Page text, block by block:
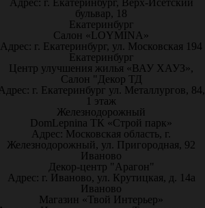
Адрес: г. Екатеринбург, Верх-Исетский
бульвар, 18
Екатеринбург
Салон «LOYMINA»
Адрес: г. Екатеринбург, ул. Московская 194
Екатеринбург
Центр улучшения жилья «ВАУ ХАУЗ»,
Салон "Декор ТД
г. Екатеринбург ул. Металлургов, 84,
1 этаж
Железнодорожный
DomLepnina ТК «Строй парк»
Адрес: Московская область, г.
Железнодорожный, ул. Пригородная, 92
Иваново
Декор-центр "Арагон"
Адрес: г. Иваново, ул. Крутицкая, д. 14а
Иваново
Магазин «Твой Интерьер»